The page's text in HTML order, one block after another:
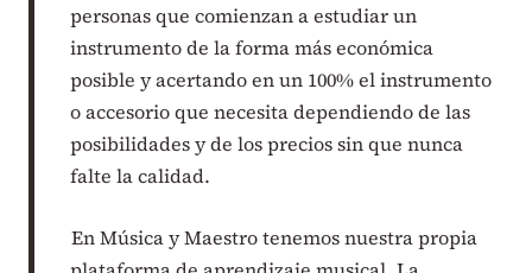
personas que comienzan a estudiar un
instrumento de la forma más económica
posible y acertando en un 100% el instrumento
o accesorio que necesita dependiendo de las
posibilidades y de los precios sin que nunca
falte la calidad.
En Música y Maestro tenemos nuestra propia